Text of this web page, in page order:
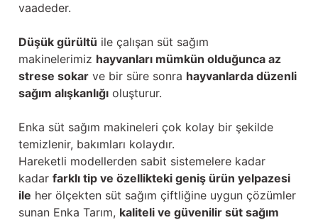
vaadeder.
Düşük gürültü ile çalışan süt sağım
makinelerimiz hayvanları mümkün olduğunca az
strese sokar ve bir süre sonra hayvanlarda düzenli
sağım alışkanlığı oluşturur.
Enka süt sağım makineleri çok kolay bir şekilde
temizlenir, bakımları kolaydır.
Hareketli modellerden sabit sistemelere kadar
kadar farklı tip ve özellikteki geniş ürün yelpazesi
ile her ölçekten süt sağım çiftliğine uygun çözümler
sunan Enka Tarım, kaliteli ve güvenilir süt sağım